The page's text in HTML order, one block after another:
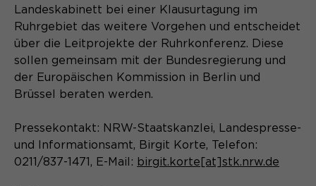
Zweck
PHPs Standard Sitzungs- Identifikation
(Formulare).
Name be_typo_user
Anbieter TYPO3
Laufzeit Ende der Sitzung
Name _pk_ref.*
Anbieter Matomo
Laufzeit 6 Monate
Landeskabinett bei einer Klausurtagung im
Ruhrgebiet das weitere Vorgehen und entscheidet
über die Leitprojekte der Ruhrkonferenz. Diese
sollen gemeinsam mit der Bundesregierung und
der Europäischen Kommission in Berlin und
Brüssel beraten werden.
Pressekontakt: NRW-Staatskanzlei, Landespresse-
und Informationsamt, Birgit Korte, Telefon:
0211/837-1471, E-Mail: birgit.korte[at]stk.nrw.de